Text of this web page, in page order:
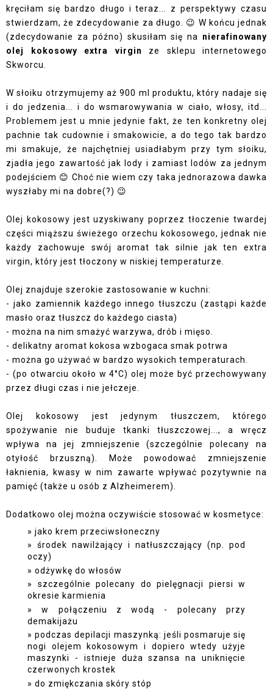
kręciłam się bardzo długo i teraz... z perspektywy czasu
stwierdzam, że zdecydowanie za długo. 😉 W końcu jednak
(zdecydowanie za późno) skusiłam się na nierafinowany
olej kokosowy extra virgin
ze sklepu internetowego
Skworcu
W słoiku otrzymujemy aż 900 ml produktu, który nadaje się
i do jedzenia... i do wsmarowywania w ciało, włosy, itd...
Problemem jest u mnie jedynie fakt, że ten konkretny olej
pachnie tak cudownie i smakowicie, a do tego tak bardzo
mi smakuje, że najchętniej usiadłabym przy tym słoiku,
zjadła jego zawartość jak lody i zamiast lodów za jednym
podejściem 😊 Choć nie wiem czy taka jednorazowa dawka
wyszłaby mi na dobre(?) 😉
Olej kokosowy jest uzyskiwany poprzez tłoczenie twardej
części miąższu świeżego orzechu kokosowego, jednak nie
każdy zachowuje swój aromat tak silnie jak ten extra
virgin, który jest tłoczony w niskiej temperaturze.
Olej znajduje szerokie zastosowanie w kuchni:
- jako zamiennik każdego innego tłuszczu (zastąpi każde
masło oraz tłuszcz do każdego ciasta)
- można na nim smażyć warzywa, drób i mięso.
- delikatny aromat kokosa wzbogaca smak potrwa
- można go używać w bardzo wysokich temperaturach.
- (po otwarciu około w 4°C) olej może być przechowywany
przez długi czas i nie jełczeje.
Olej kokosowy jest jedynym tłuszczem, którego
spożywanie nie buduje tkanki tłuszczowej..., a wręcz
wpływa na jej zmniejszenie (szczególnie polecany na
otyłość brzuszną). Może powodować zmniejszenie
łaknienia, kwasy w nim zawarte wpływać pozytywnie na
pamięć (także u osób z Alzheimerem).
Dodatkowo olej można oczywiście stosować w kosmetyce:
jako krem przeciwsłoneczny
środek nawilżający i natłuszczający (np. pod
oczy)
odżywkę do włosów
szczególnie polecany do pielęgnacji piersi w
okresie karmienia
w połączeniu z wodą - polecany przy
demakijażu
podczas depilacji maszynką: jeśli posmaruje się
nogi olejem kokosowym i dopiero wtedy użyje
maszynki - istnieje duża szansa na uniknięcie
czerwonych krostek
do zmiękczania skóry stóp